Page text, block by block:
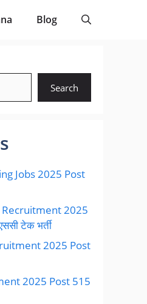
Blog
Search
Jobs 2025 Post
Recruitment 2025
टेक भर्ती
2025 Post
2025 Post 515